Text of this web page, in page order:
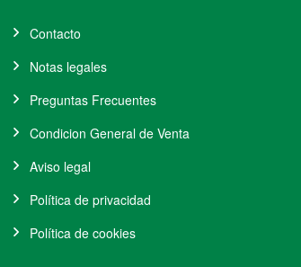
Contacto
Notas legales
Preguntas Frecuentes
Condicion General de Venta
Aviso legal
Política de privacidad
Política de cookies